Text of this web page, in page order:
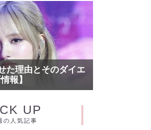
た理由とそのダイエ
報】
UP
の人気記事